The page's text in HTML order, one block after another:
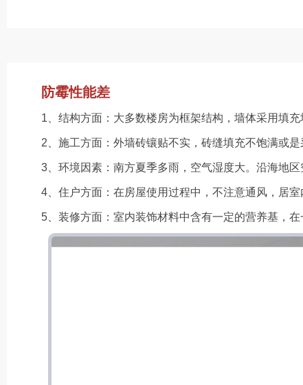
防霉性能差
1、结构方面：大多数楼房为框架结构，墙体采用填
2、施工方面：外墙砖镶贴不实，砖缝填充不饱满或
3、环境因素：南方夏季多雨，空气湿度大。沿海地
4、住户方面：在房屋使用过程中，不注意通风，居室
5、装修方面：室内装饰材料中含有一定的营养基，